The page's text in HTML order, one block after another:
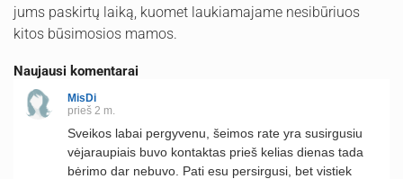
jums paskirtų laiką, kuomet laukiamajame nesibūriuos
kitos būsimosios mamos.
Naujausi komentarai
MisDi
prieš 2 m.
Sveikos labai pergyvenu, šeimos rate yra susirgusiu
vėjaraupiais buvo kontaktas prieš kelias dienas tada
bėrimo dar nebuvo. Pati esu persirgusi, bet vistiek